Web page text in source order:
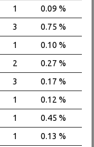
1
0.09 %
3
0.75 %
1
0.10 %
2
0.27 %
3
0.17 %
1
0.12 %
1
0.45 %
1
0.13 %